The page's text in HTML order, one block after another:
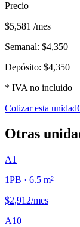
Precio
$5,581 /mes
Semanal: $4,350
Depósito: $4,350
* IVA no incluido
Cotizar esta unidad
Otras
A1
1PB · 6.5 m²
$2,912/mes
A10